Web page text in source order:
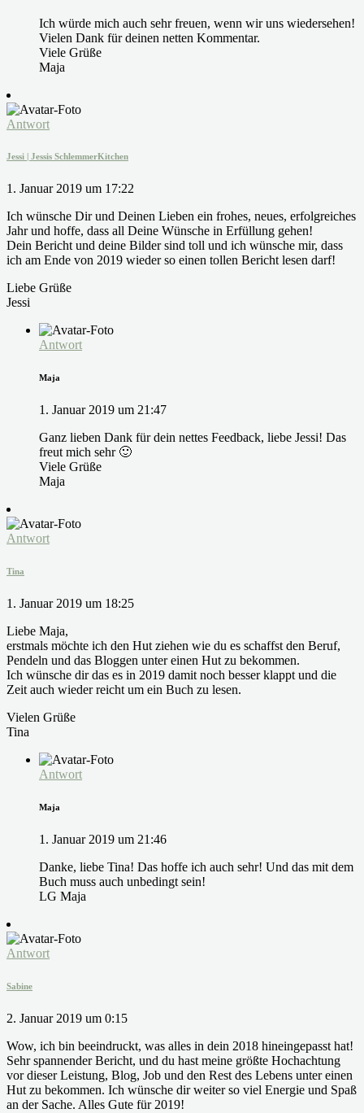
Ich würde mich auch sehr freuen, wenn wir uns wiedersehen!
Vielen Dank für deinen netten Kommentar.
Viele Grüße
Maja
Antwort
Jessi | Jessis SchlemmerKitchen
1. Januar 2019 um 17:22
Ich wünsche Dir und Deinen Lieben ein frohes, neues, erfolgreiches
Jahr und hoffe, dass all Deine Wünsche in Erfüllung gehen!
Dein Bericht und deine Bilder sind toll und ich wünsche mir, dass
ich am Ende von 2019 wieder so einen tollen Bericht lesen darf!
Liebe Grüße
Jessi
Antwort
Maja
1. Januar 2019 um 21:47
Ganz lieben Dank für dein nettes Feedback, liebe Jessi! Das
freut mich sehr 🙂
Viele Grüße
Maja
Antwort
Tina
1. Januar 2019 um 18:25
Liebe Maja,
erstmals möchte ich den Hut ziehen wie du es schaffst den Beruf,
Pendeln und das Bloggen unter einen Hut zu bekommen.
Ich wünsche dir das es in 2019 damit noch besser klappt und die
Zeit auch wieder reicht um ein Buch zu lesen.
Vielen Grüße
Tina
Antwort
Maja
1. Januar 2019 um 21:46
Danke, liebe Tina! Das hoffe ich auch sehr! Und das mit dem
Buch muss auch unbedingt sein!
LG Maja
Antwort
Sabine
2. Januar 2019 um 0:15
Wow, ich bin beeindruckt, was alles in dein 2018 hineingepasst hat!
Sehr spannender Bericht, und du hast meine größte Hochachtung
vor dieser Leistung, Blog, Job und den Rest des Lebens unter einen
Hut zu bekommen. Ich wünsche dir weiter so viel Energie und Spaß
an der Sache. Alles Gute für 2019!